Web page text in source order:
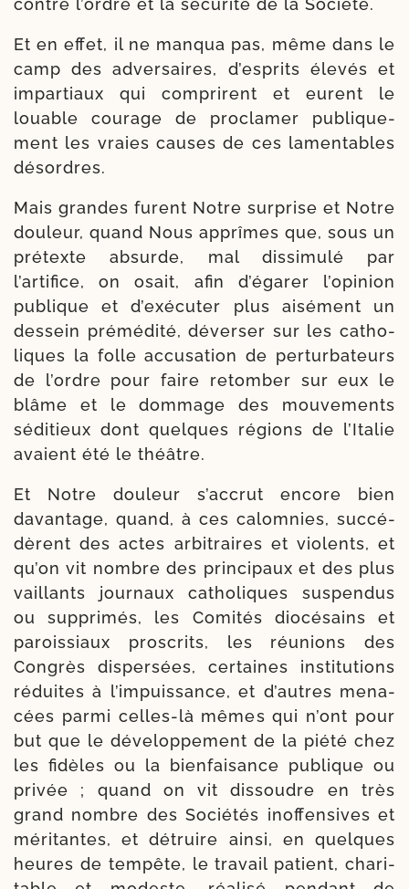
contre l’ordre et la sécu­ri­té de la Société.
Et en effet, il ne man­qua pas, même dans le
camp des adver­saires, d’es­prits éle­vés et
impar­tiaux qui com­prirent et eurent le
louable cou­rage de pro­cla­mer publi­que­
ment les vraies causes de ces lamen­tables
désordres.
Mais grandes furent Notre sur­prise et Notre
dou­leur, quand Nous apprîmes que, sous un
pré­texte absurde, mal dis­si­mu­lé par
l’artifice, on osait, afin d’égarer l’opinion
publique et d’exécuter plus aisé­ment un
des­sein pré­mé­di­té, déver­ser sur les catho­
liques la folle accu­sa­tion de per­tur­ba­teurs
de l’ordre pour faire retom­ber sur eux le
blâme et le dom­mage des mou­ve­ments
sédi­tieux dont quelques régions de l’Italie
avaient été le théâtre.
Et Notre dou­leur s’accrut encore bien
davan­tage, quand, à ces calom­nies, suc­cé­
dèrent des actes arbi­traires et vio­lents, et
qu’on vit nombre des prin­ci­paux et des plus
vaillants jour­naux catho­liques sus­pen­dus
ou sup­pri­més, les Comités dio­cé­sains et
parois­siaux pros­crits, les réunions des
Congrès dis­per­sées, cer­taines ins­ti­tu­tions
réduites à l’impuissance, et d’autres mena­
cées par­mi celles-​là mêmes qui n’ont pour
but que le déve­lop­pe­ment de la pié­té chez
les fidèles ou la bien­fai­sance publique ou
pri­vée ; quand on vit dis­soudre en très
grand nombre des Sociétés inof­fen­sives et
méri­tantes, et détruire ain­si, en quelques
heures de tem­pête, le tra­vail patient, cha­ri­